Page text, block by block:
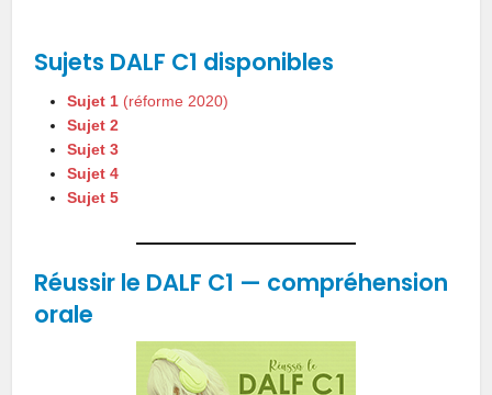
Sujets DALF C1 disponibles
Sujet 1 (réforme 2020)
Sujet 2
Sujet 3
Sujet 4
Sujet 5
Réussir le DALF C1 — compréhension
orale